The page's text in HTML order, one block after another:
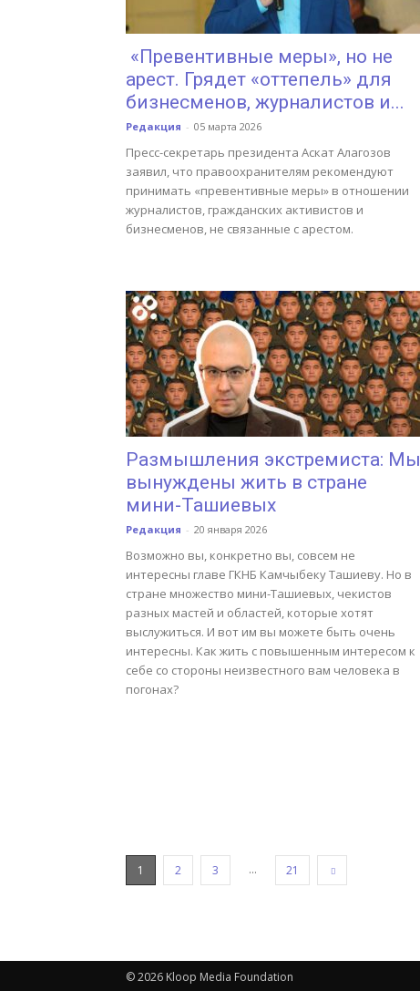
«Превентивные меры», но не
арест. Грядет «оттепель» для
бизнесменов, журналистов и...
Редакция - 05 марта 2026
Пресс-секретарь президента Аскат Алагозов
заявил, что правоохранителям рекомендуют
принимать «превентивные меры» в отношении
журналистов, гражданских активистов и
бизнесменов, не связанные с арестом.
Размышления экстремиста: Мы
вынуждены жить в стране
мини-Ташиевых
Редакция - 20 января 2026
Возможно вы, конкретно вы, совсем не
интересны главе ГКНБ Камчыбеку Ташиеву. Но в
стране множество мини-Ташиевых, чекистов
разных мастей и областей, которые хотят
выслужиться. И вот им вы можете быть очень
интересны. Как жить с повышенным интересом к
себе со стороны неизвестного вам человека в
погонах?
1 2 3 ... 21
© 2026 Kloop Media Foundation